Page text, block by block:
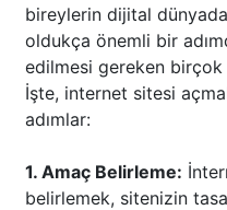
bireylerin dijital
oldukça önemli bir
edilmesi gereken birçok
İşte, internet sitesi
adımlar:
1. Amaç Belirleme:
belirlemek, sitenizin